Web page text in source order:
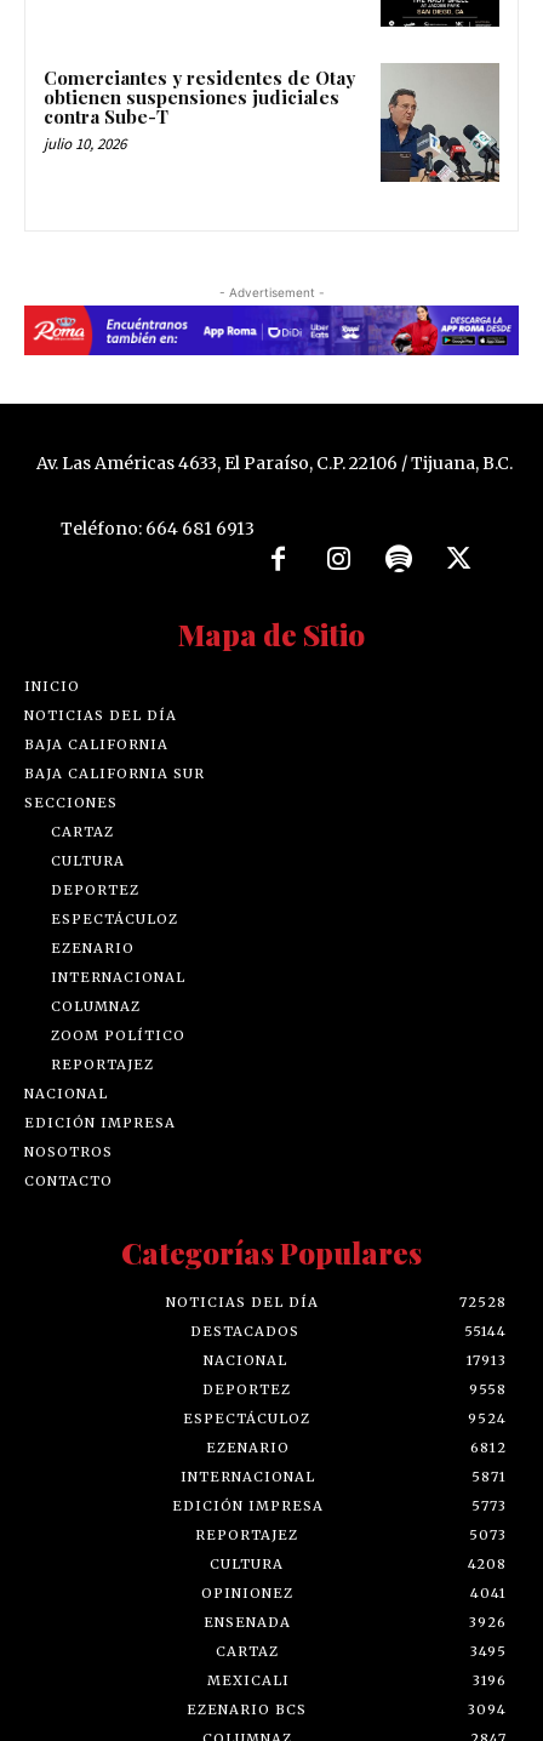
Comerciantes y residentes de Otay
obtienen suspensiones judiciales
contra Sube-T
julio 10, 2026
- Advertisement -
Av. Las Américas 4633, El Paraíso, C.P. 22106 / Tijuana, B.C.
Teléfono: 664 681 6913
Mapa de Sitio
INICIO
NOTICIAS DEL DÍA
BAJA CALIFORNIA
BAJA CALIFORNIA SUR
SECCIONES
CARTAZ
CULTURA
DEPORTEZ
ESPECTÁCULOZ
EZENARIO
INTERNACIONAL
COLUMNAZ
ZOOM POLÍTICO
REPORTAJEZ
NACIONAL
EDICIÓN IMPRESA
NOSOTROS
CONTACTO
Categorías Populares
NOTICIAS DEL DÍA
72528
DESTACADOS
55144
NACIONAL
17913
DEPORTEZ
9558
ESPECTÁCULOZ
9524
EZENARIO
6812
INTERNACIONAL
5871
EDICIÓN IMPRESA
5773
REPORTAJEZ
5073
CULTURA
4208
OPINIONEZ
4041
ENSENADA
3926
CARTAZ
3495
MEXICALI
3196
EZENARIO BCS
3094